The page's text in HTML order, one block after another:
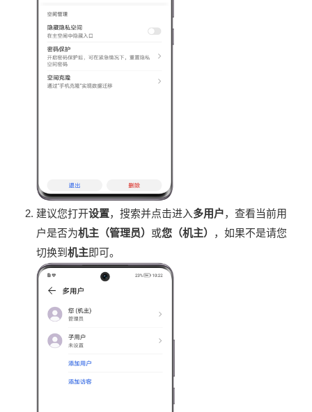
建议您打开设置，搜索并点击进入多用户，查看当前用
户是否为机主（管理员） 或您（机主） ，如果不是请您
切换到机主即可。